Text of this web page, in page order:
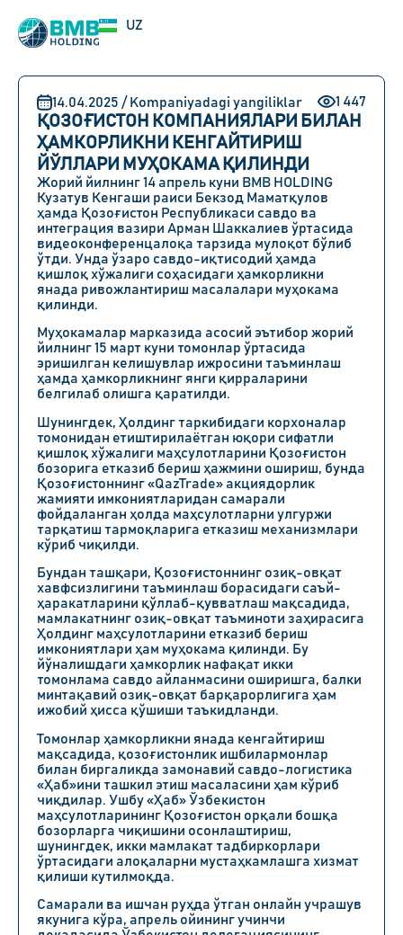
UZ
RU
14.04.2025 / Kompaniyadagi yangiliklar 1 447
ҚОЗОҒИСТОН КОМПАНИЯЛАРИ БИЛАН
ҲАМКОРЛИКНИ КЕНГАЙТИРИШ
ЙЎЛЛАРИ МУҲОКАМА ҚИЛИНДИ
Жорий йилнинг14 апрель куни BMB HOLDING
Кузатув Кенгаши раиси Бекзод Маматқулов
ҳамда Қозоғистон Республикаси cавдо ва
интеграция вазири Арман Шаккалиев ўртасида
видеоконференцалоқа тарзида мулоқот бўлиб
ўтди. Унда ўзаро савдо-иқтисодий ҳамда
қишлоқ хўжалиги соҳасидаги ҳамкорликни
янада ривожлантириш масалалари муҳокама
қилинди.
Муҳокамалар марказида асосий эътибор жорий
йилнинг15 март куни томонлар ўртасида
эришилган келишувлар ижросини таъминлаш
ҳамда ҳамкорликнинг янги қирраларини
белгилаб олишга қаратилди.
Шунингдек, Ҳолдинг таркибидаги корхоналар
томонидан етиштирилаётган юқори сифатли
қишлоқ хўжалиги маҳсулотларини Қозоғистон
бозорига етказиб бериш ҳажмини ошириш, бунда
Қозоғистоннинг«QazTrade» aкциядорлик
жамияти имкониятларидан самарали
фойдаланган ҳолда маҳсулотларни улгуржи
тарқатиш тармоқларига етказиш механизмлари
кўриб чиқилди.
Бундан ташқари, Қозоғистоннинг озиқ-овқат
хавфсизлигини таъминлаш борасидаги саъй-
ҳаракатларини қўллаб-қувватлаш мақсадида,
мамлакатнинг озиқ-овқат таъминоти заҳирасига
Ҳолдинг маҳсулотларини етказиб бериш
имкониятлари ҳам муҳокама қилинди. Бу
йўналишдаги ҳамкорлик нафақат икки
томонлама савдо айланмасини оширишга, балки
минтақавий озиқ-овқат барқарорлигига ҳам
ижобий ҳисса қўшиши таъкидланди.
Томонлар ҳамкорликни янада кенгайтириш
мақсадида, қозоғистонлик ишбилармонлар
билан биргаликда замонавий савдо-логистика
«Ҳаб»ини ташкил этиш масаласини ҳам кўриб
чиқдилар. Ушбу «Ҳаб» Ўзбекистон
маҳсулотларининг Қозоғистон орқали бошқа
бозорларга чиқишини осонлаштириш,
шунингдек, икки мамлакат тадбиркорлари
ўртасидаги алоқаларни мустаҳкамлашга хизмат
қилиши кутилмоқда.
Самарали ва ишчан руҳда ўтган онлайн учрашув
якунига кўра, апрель ойининг учинчи